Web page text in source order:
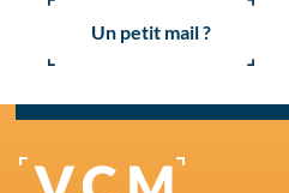
Un petit mail ?